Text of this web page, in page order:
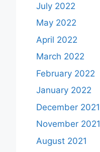
July 2022
May 2022
April 2022
March 2022
February 2022
January 2022
December 2021
November 2021
August 2021